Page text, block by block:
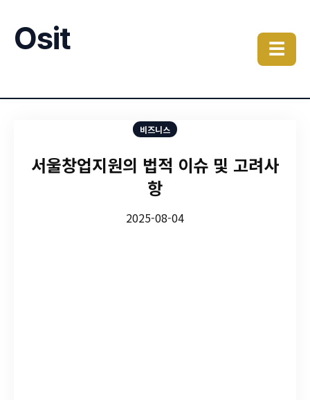
Osit ☰
비즈니스
서울창업지원의 법적 이슈 및 고려사
항
2025-08-04